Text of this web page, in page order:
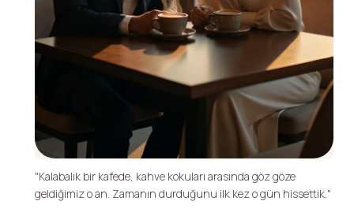
"Kalabalık bir kafede, kahve kokuları arasında göz göze
geldiğimiz o an. Zamanın durduğunu ilk kez o gün hissettik."